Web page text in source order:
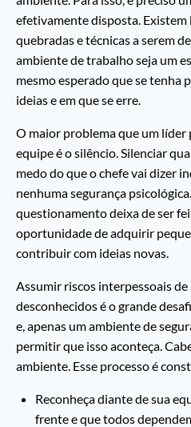
efetivamente disposta. Existem
quebradas e técnicas a serem
ambiente de trabalho seja um
mesmo esperado que se tenha
ideias e em que se erre.
O maior problema que um líder
equipe é o silêncio. Silenciar
medo do que o chefe vai dizer
nenhuma segurança
questionamento deixa de ser
oportunidade de adquirir
contribuir com ideias novas.
Assumir riscos interpessoais
desconhecidos é o grande
e, apenas um ambiente de
permitir que isso aconteça.
ambiente. Esse processo é
Reconheça diante de sua
frente e que todos